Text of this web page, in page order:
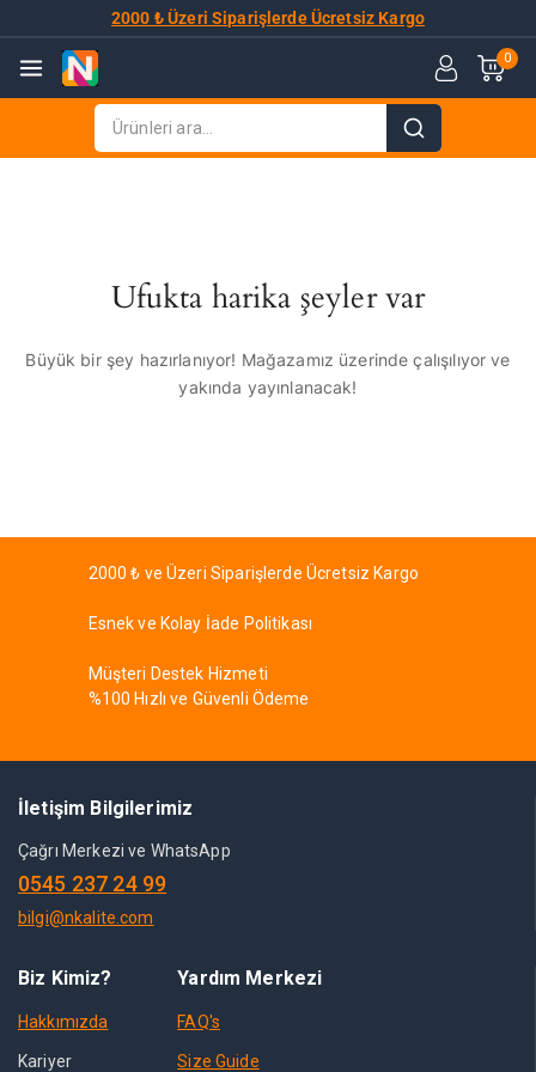
2000 ₺ Üzeri Siparişlerde Ücretsiz Kargo
0
Ufukta harika şeyler var
Büyük bir şey hazırlanıyor! Mağazamız üzerinde çalışılıyor ve
yakında yayınlanacak!
2000 ₺ ve Üzeri Siparişlerde Ücretsiz Kargo
Esnek ve Kolay İade Politikası
Müşteri Destek Hizmeti
%100 Hızlı ve Güvenli Ödeme
İletişim Bilgilerimiz
Çağrı Merkezi ve WhatsApp
0545 237 24 99
bilgi@nkalite.com
Biz Kimiz?
Hakkımızda
Kariyer
Yardım Merkezi
FAQ's
Size Guide